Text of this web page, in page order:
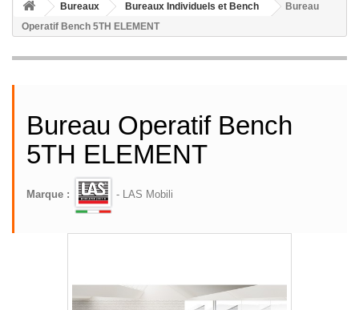
Bureaux Bureaux Individuels et Bench
Bureau
Operatif Bench 5TH ELEMENT
Bureau Operatif Bench
5TH ELEMENT
Marque : - LAS Mobili